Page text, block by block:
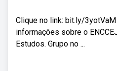
Clique no link: bit.ly/
informações sobre o
Estudos. Grupo no ...